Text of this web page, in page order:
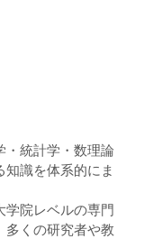
・統計学・数理論
識を体系的にま
学院レベルの専門
多くの研究者や教